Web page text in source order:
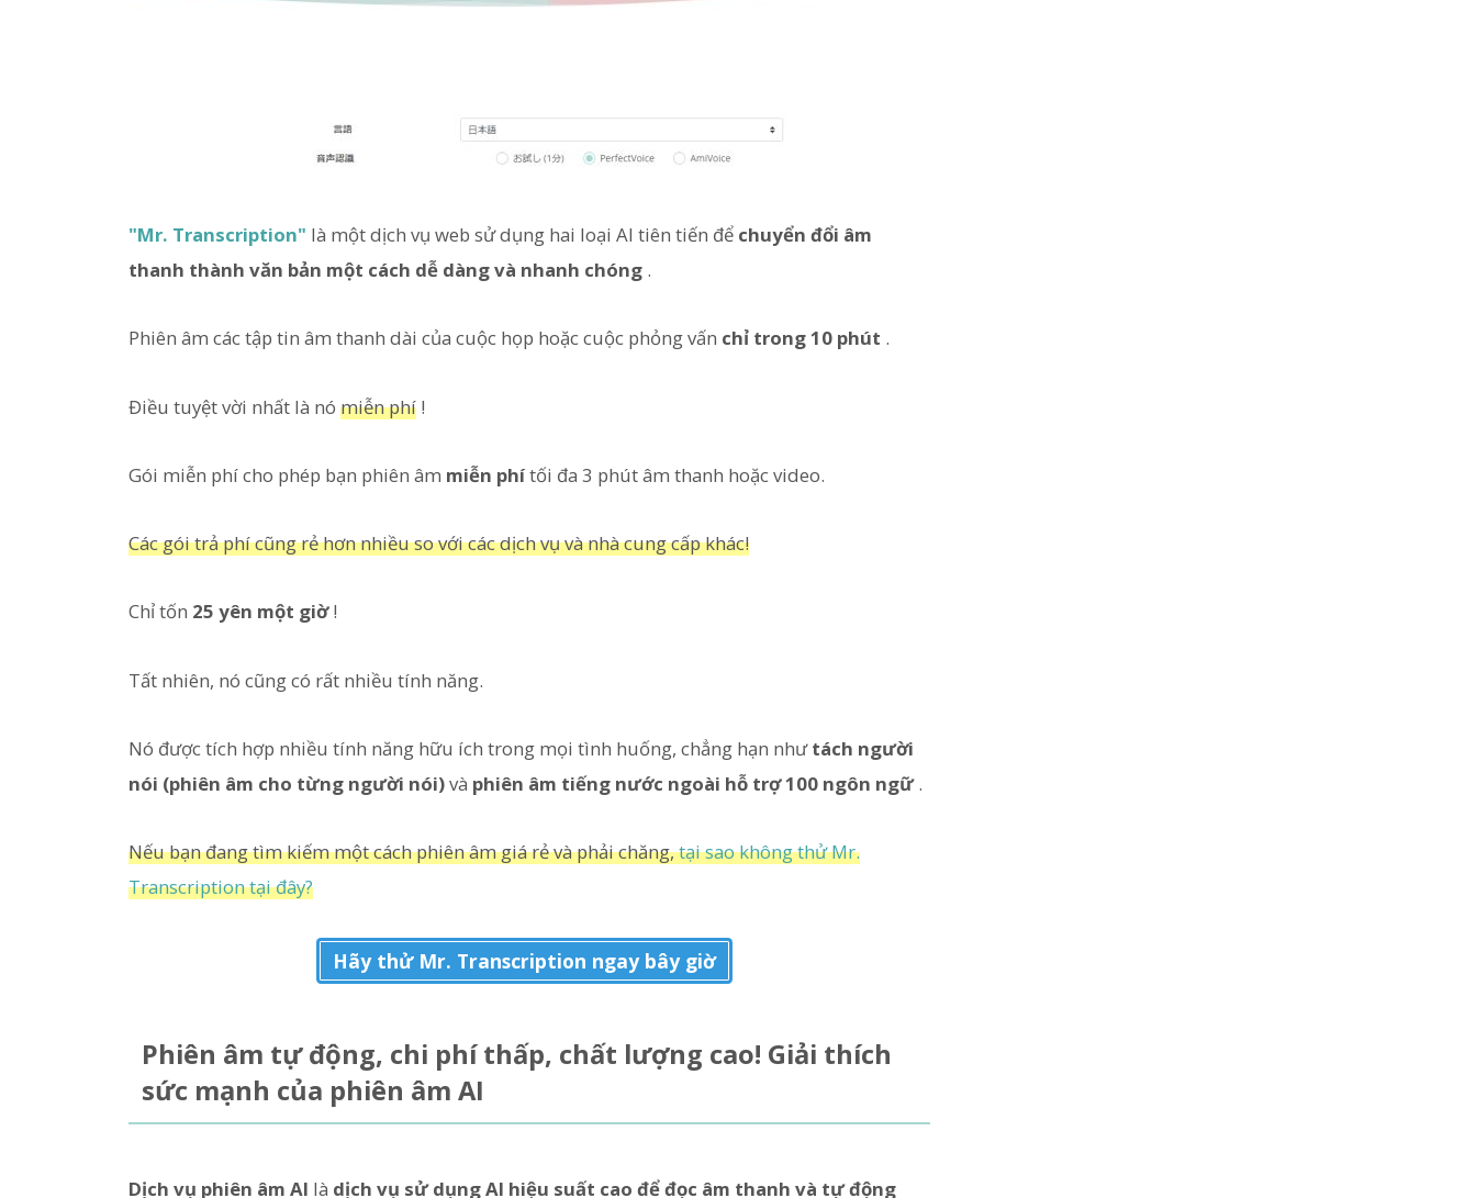
"Mr. Transcription" là một dịch vụ web sử dụng hai loại AI tiên tiến để chuyển đổi âm
thanh thành văn bản một cách dễ dàng và nhanh chóng .
Phiên âm các tập tin âm thanh dài của cuộc họp hoặc cuộc phỏng vấn chỉ trong 10 phút .
Điều tuyệt vời nhất là nó miễn phí !
Gói miễn phí cho phép bạn phiên âm miễn phítối đa 3 phút âm thanh hoặc video.
Các gói trả phí cũng rẻ hơn nhiều so với các dịch vụ và nhà cung cấp khác!
Chỉ tốn 25 yên một giờ!
Tất nhiên, nó cũng có rất nhiều tính năng.
Nó được tích hợp nhiều tính năng hữu ích trong mọi tình huống, chẳng hạn nhưtách người
nói (phiên âm cho từng người nói)và phiên âm tiếng nước ngoài hỗ trợ 100 ngôn ngữ.
Nếu bạn đang tìm kiếm một cách phiên âm giá rẻ và phải chăng,tại sao không thử Mr.
Transcription tại đây?
Hãy thử Mr. Transcription ngay bây giờ
Phiên âm tự động, chi phí thấp, chất lượng cao! Giải thích
sức mạnh của phiên âm AI
Dịch vụ phiên âm AI là dịch vụ sử dụng AI hiệu suất cao để đọc âm thanh và tự động